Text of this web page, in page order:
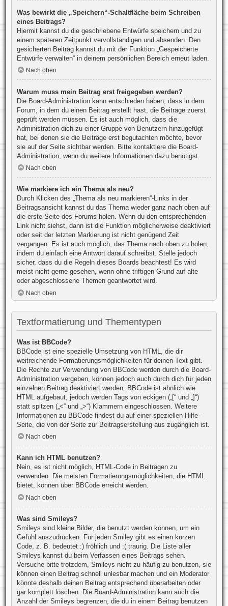
Was bewirkt die „Speichern“-Schaltfläche beim Schreiben
eines Beitrags?
Hiermit kannst du die geschriebene Entwürfe speichern und zu
einem späteren Zeitpunkt vervollständigen und absenden. Den
gesicherten Beitrag kannst du mit der Funktion „Gespeicherte
Entwürfe verwalten“ in deinem persönlichen Bereich erneut laden.
Nach oben
Warum muss mein Beitrag erst freigegeben werden?
Die Board-Administration kann entschieden haben, dass in dem
Forum, in dem du einen Beitrag erstellt hast, die Beiträge zuerst
geprüft werden müssen. Es ist auch möglich, dass die
Administration dich zu einer Gruppe von Benutzern hinzugefügt
hat, bei denen sie die Beiträge erst begutachten möchte, bevor
sie auf der Seite sichtbar werden. Bitte kontaktiere die Board-
Administration, wenn du weitere Informationen dazu benötigst.
Nach oben
Wie markiere ich ein Thema als neu?
Durch Klicken des „Thema als neu markieren“-Links in der
Beitragsansicht kannst du das Thema wieder ganz nach oben auf
die erste Seite des Forums holen. Wenn du den entsprechenden
Link nicht siehst, dann ist die Funktion möglicherweise deaktiviert
oder seit der letzten Markierung ist nicht genügend Zeit
vergangen. Es ist auch möglich, das Thema nach oben zu holen,
indem du einfach eine Antwort darauf schreibst. Stelle jedoch
sicher, dass du die Regeln dieses Boards beachtest! Es wird
meist nicht gerne gesehen, wenn ohne triftigen Grund auf alte
oder abgeschlossene Themen geantwortet wird.
Nach oben
Textformatierung und Thementypen
Was ist BBCode?
BBCode ist eine spezielle Umsetzung von HTML, die dir
weitreichende Formatierungsmöglichkeiten für deinen Text gibt.
Die Rechte zur Verwendung von BBCode werden durch die Board-
Administration vergeben, können jedoch auch durch dich für jeden
einzelnen Beitrag deaktiviert werden. BBCode ist ähnlich wie
HTML aufgebaut, jedoch werden Tags von eckigen („[“ und „]“)
statt spitzen („<“ und „>“) Klammern eingeschlossen. Weitere
Informationen zu BBCode findest du auf einer speziellen Hilfe-
Seite, die von der Seite zur Beitragserstellung aus zugänglich ist.
Nach oben
Kann ich HTML benutzen?
Nein, es ist nicht möglich, HTML-Code in Beiträgen zu
verwenden. Die meisten Formatierungsmöglichkeiten, die HTML
bietet, können über BBCode erreicht werden.
Nach oben
Was sind Smileys?
Smileys sind kleine Bilder, die benutzt werden können, um ein
Gefühl auszudrücken. Für jeden Smiley gibt es einen kurzen
Code, z. B. bedeutet :) fröhlich und :( traurig. Die Liste aller
Smileys kannst du beim Verfassen eines Beitrags sehen.
Versuche bitte trotzdem, Smileys nicht zu häufig zu benutzen, sie
können einen Beitrag schnell unlesbar machen und ein Moderator
könnte deshalb deinen Beitrag entsprechend überarbeiten oder
gar komplett löschen. Die Board-Administration kann auch die
Anzahl der Smileys begrenzen, die du in einem Beitrag benutzen